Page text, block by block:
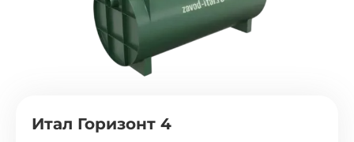
Итал Горизонт 4